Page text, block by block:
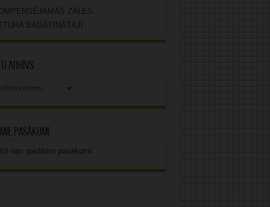
ZĀLES
BAGĀTINĀTĀJI
arhīvs
pasākumi
nav gaidāmo pasākumi.